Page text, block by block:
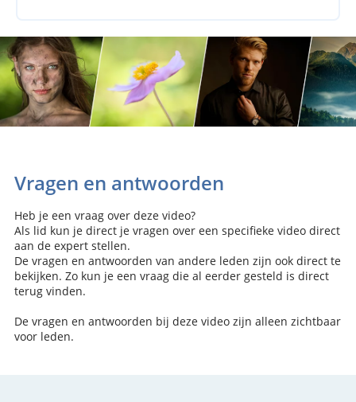
Vragen en antwoorden
Heb je een vraag over deze video?
Als lid kun je direct je vragen over een specifieke video direct
aan de expert stellen.
De vragen en antwoorden van andere leden zijn ook direct te
bekijken. Zo kun je een vraag die al eerder gesteld is direct
terug vinden.
De vragen en antwoorden bij deze video zijn alleen zichtbaar
voor leden.